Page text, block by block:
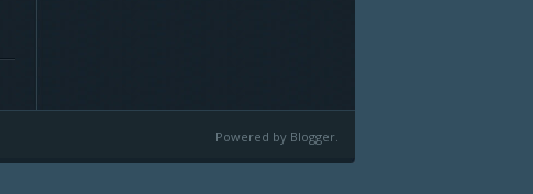
Powered by Blogger.